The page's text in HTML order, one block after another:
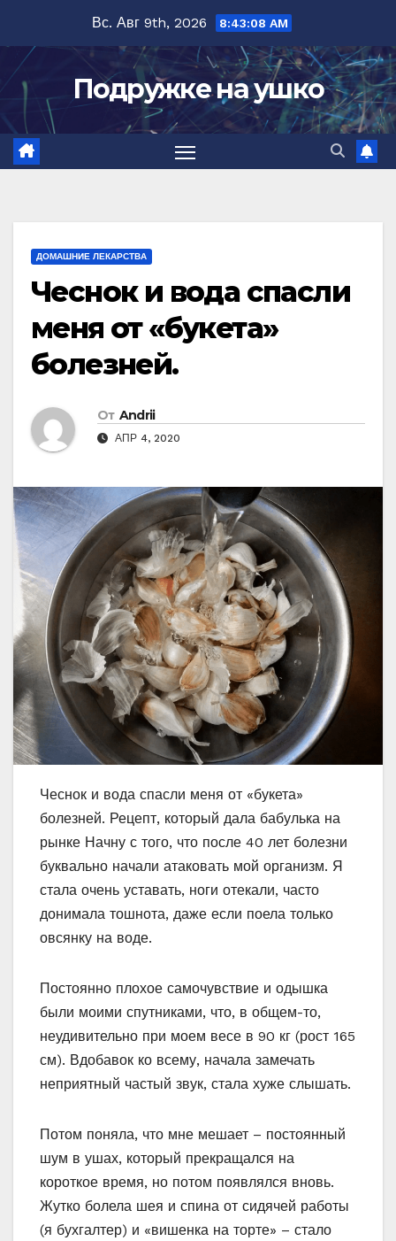
содержимому
Вс. Авг 9th, 2026 8:43:09 AM
Подружке на ушко
ДОМАШНИЕ ЛЕКАРСТВА
Чеснок и вода спасли
меня от «букета»
болезней.
От Andrii
АПР 4, 2020
Чеснок и вода спасли меня от «букета»
болезней. Рецепт, который дала бабулька на
рынке Начну с того, что после 40 лет болезни
буквально начали атаковать мой организм. Я
стала очень уставать, ноги отекали, часто
донимала тошнота, даже если поела только
овсянку на воде.
Постоянно плохое самочувствие и одышка
были моими спутниками, что, в общем-то,
неудивительно при моем весе в 90 кг (рост 165
см). Вдобавок ко всему, начала замечать
неприятный частый звук, стала хуже слышать.
Потом поняла, что мне мешает – постоянный
шум в ушах, который прекращался на
короткое время, но потом появлялся вновь.
Жутко болела шея и спина от сидячей работы
(я бухгалтер) и «вишенка на торте» – стало